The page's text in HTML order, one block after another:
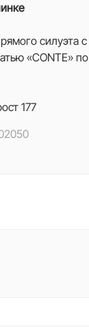
силуэта с
«CONTE» по
177